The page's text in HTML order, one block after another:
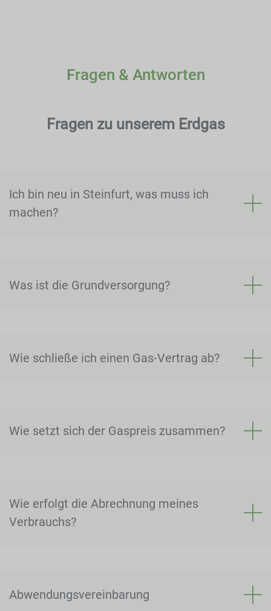
Fragen & Antworten
Fragen zu unserem Erdgas
Ich bin neu in Steinfurt, was muss ich
machen?
Was ist die Grundversorgung?
Wie schließe ich einen Gas-Vertrag ab?
Wie setzt sich der Gaspreis zusammen?
Wie erfolgt die Abrechnung meines
Verbrauchs?
Abwendungsvereinbarung